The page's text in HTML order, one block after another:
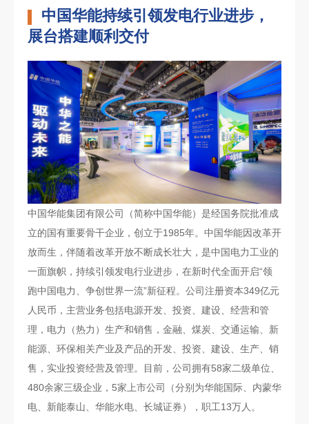
中国华能持续引领发电行业进步，
展台搭建顺利交付
中国华能集团有限公司（简称中国华能）是经国务院批准成
立的国有重要骨干企业，创立于1985年。中国华能因改革开
放而生，伴随着改革开放不断成长壮大，是中国电力工业的
一面旗帜，持续引领发电行业进步，在新时代全面开启“领
跑中国电力、争创世界一流”新征程。公司注册资本349亿元
人民币，主营业务包括电源开发、投资、建设、经营和管
理，电力（热力）生产和销售，金融、煤炭、交通运输、新
能源、环保相关产业及产品的开发、投资、建设、生产、销
售，实业投资经营及管理。目前，公司拥有58家二级单位、
480余家三级企业，5家上市公司（分别为华能国际、内蒙华
电、新能泰山、华能水电、长城证券），职工13万人。